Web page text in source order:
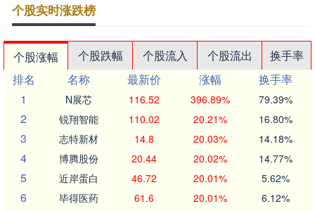
个股实时涨跌榜
个股涨幅 个股跌幅 个股流入 个股流出
换手率
排名
名称 最新价 涨幅
换手率
1
N展芯 116.52 396.89% 79.39%
2 锐翔智能 110.02 20.21% 16.80%
3 志特新材 14.8 20.03% 14.18%
4 博腾股份 20.44 20.02% 14.77%
5 近岸蛋白 46.72 20.01% 5.62%
6 毕得医药 61.6 20.01% 6.12%